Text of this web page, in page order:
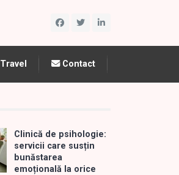
Travel Contact
Clinică de psihologie:
servicii care susțin
bunăstarea
emoțională la orice